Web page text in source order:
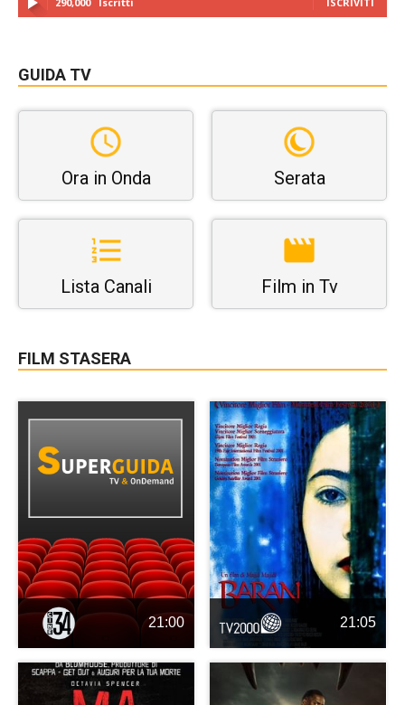
GUIDA TV
Ora in Onda Serata
Lista Canali Film in Tv
FILM STASERA
21:00 21:05